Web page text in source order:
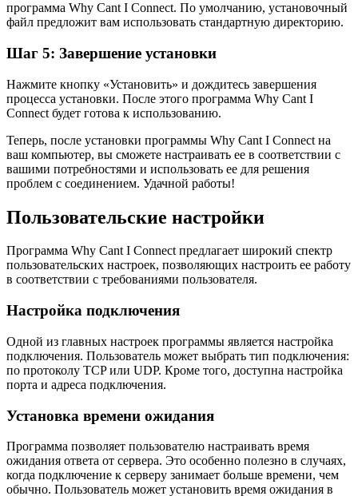
программа Why Cant I Connect. По умолчанию, установочный
файл предложит вам использовать стандартную директорию.
Шаг 5: Завершение установки
Нажмите кнопку «Установить» и дождитесь завершения
процесса установки. После этого программа Why Cant I
Connect будет готова к использованию.
Теперь, после установки программы Why Cant I Connect на
ваш компьютер, вы сможете настраивать ее в соответствии с
вашими потребностями и использовать ее для решения
проблем с соединением. Удачной работы!
Пользовательские настройки
Программа Why Cant I Connect предлагает широкий спектр
пользовательских настроек, позволяющих настроить ее работу
в соответствии с требованиями пользователя.
Настройка подключения
Одной из главных настроек программы является настройка
подключения. Пользователь может выбрать тип подключения:
по протоколу TCP или UDP. Кроме того, доступна настройка
порта и адреса подключения.
Установка времени ожидания
Программа позволяет пользователю настраивать время
ожидания ответа от сервера. Это особенно полезно в случаях,
когда подключение к серверу занимает больше времени, чем
обычно. Пользователь может установить время ожидания в